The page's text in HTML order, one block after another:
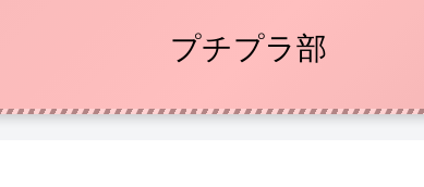
プチプラ部